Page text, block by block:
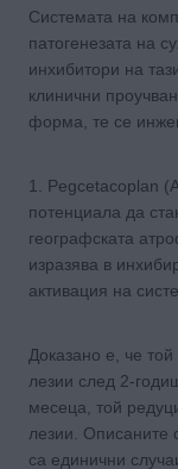
Системата на
патогенезата на
инхибитори на
клинични
форма, те се
1. Pegcetacoplan
потенциала да
географската
изразява в
активация на
Доказано е, че
лезии след 2-
месеца, той
лезии. Описаните
са единични